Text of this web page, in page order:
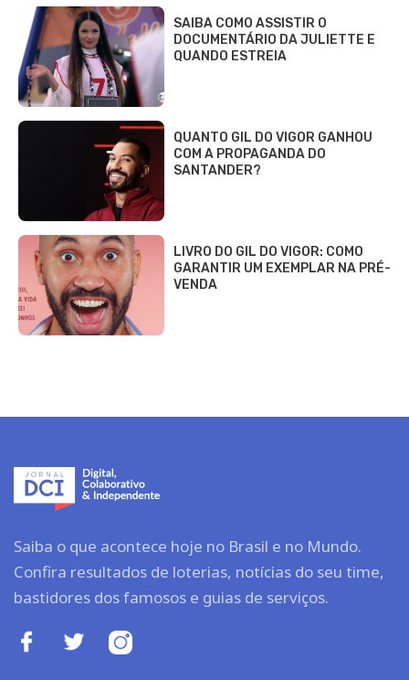
SAIBA COMO ASSISTIR O
DOCUMENTÁRIO DA JULIETTE E
QUANDO ESTREIA
QUANTO GIL DO VIGOR GANHOU
COM A PROPAGANDA DO
SANTANDER?
LIVRO DO GIL DO VIGOR: COMO
GARANTIR UM EXEMPLAR NA PRÉ-
VENDA
Saiba o que acontece hoje no Brasil e no Mundo.
Confira resultados de loterias, notícias do seu time,
bastidores dos famosos e guias de serviços.